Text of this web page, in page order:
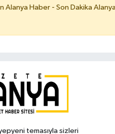
Alanya Haber - Son Dakika
temasıyla sizleri